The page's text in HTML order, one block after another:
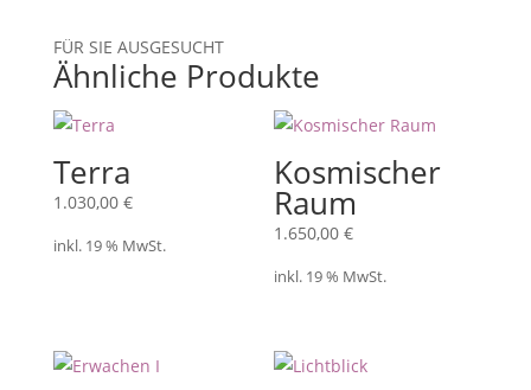
FÜR SIE AUSGESUCHT
Ähnliche Produkte
Terra
1.030,00 €
inkl. 19 % MwSt.
Kosmischer
Raum
1.650,00€
inkl. 19 % MwSt.